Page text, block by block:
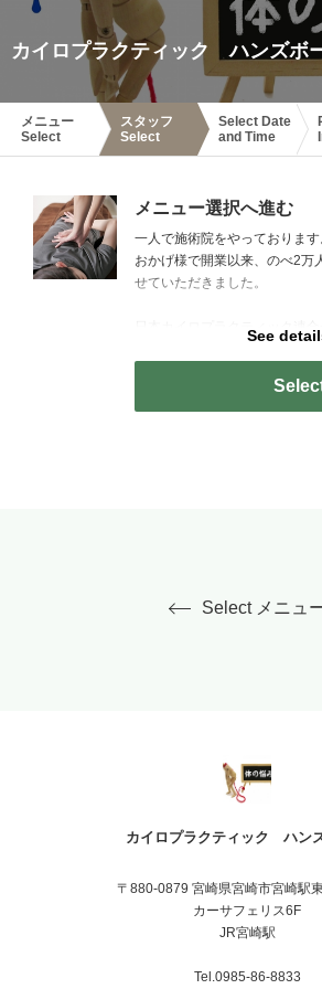
カイロプラクティック ハンズボ
メニュー
Select
スタッフ
Select
Select Date
and Time
メニュー選択へ進む
一人で施術院をやっております
おかげ様で開業以来、のべ2万
せていただきました。
日本カイロプラクティック連
日本成人病予防協会 一般指導
See
Select メニュ
カイロプラクティック ハン
〒880-0879 宮崎県宮崎市宮崎駅
カーサフェリス6F
JR宮崎駅
Tel.0985-86-8833